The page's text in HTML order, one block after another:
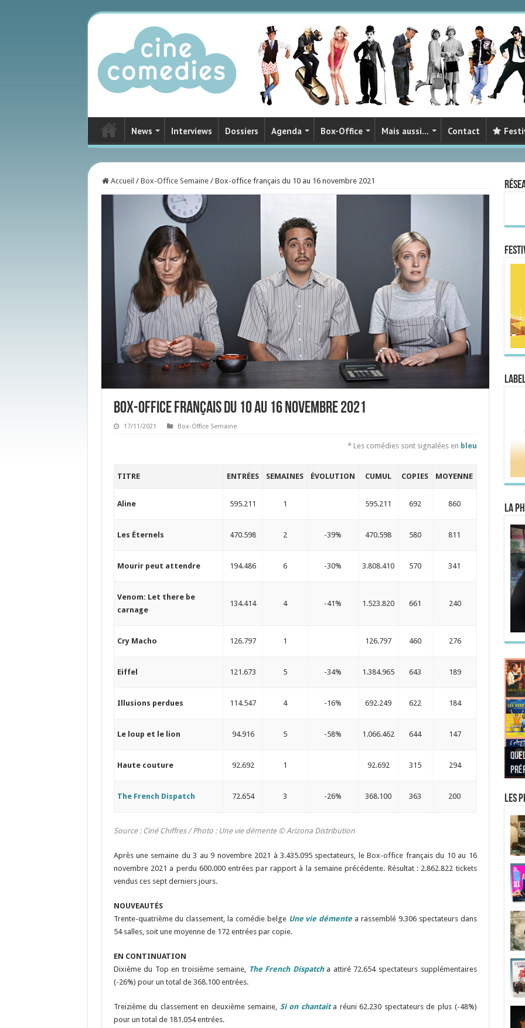
News Interviews Dossiers Agenda Box-Office Mais aussi… Contact
Accueil / Box-Office Semaine / Box-office français du 10 au 16 novembre 2021
Box-office français du 10 au 16 novembre 2021
17/11/2021 Box-Office Semaine
* Les comédies sont signalées en bleu
TITRE ENTRÉES SEMAINES ÉVOLUTION CUMUL COPIES MOYENNE
Aline 595.211 1 595.211 692 860
Les Éternels 470.598 2 -39% 470.598 580 811
Mourir peut attendre 194.486 6 -30% 3.808.410 570 341
Venom: Let there be
carnage
134.414 4 -41% 1.523.820 661 240
Cry Macho 126.797 1 126.797 460 276
Eiffel 121.673 5 -34% 1.384.965 643 189
Illusions perdues 114.547 4 -16% 692.249 622 184
Le loup et le lion 94.916 5 -58% 1.066.462 644 147
Haute couture 92.692 1 92.692 315 294
The French Dispatch 72.654 3 -26% 368.100 363 200
Source : Ciné Chiffres / Photo : Une vie démente© Arizona Distribution
Après une semaine du 3 au 9 novembre 2021 à 3.435.095 spectateurs, le Box-office français du 10 au 16
novembre 2021 a perdu 600.000 entrées par rapport à la semaine précédente. Résultat : 2.862.822 tickets
vendus ces sept derniers jours.
NOUVEAUTÉS
Trente-quatrième du classement, la comédie belge Une vie démente a rassemblé 9.306 spectateurs dans
54 salles, soit une moyenne de 172 entrées par copie.
EN CONTINUATION
Dixième du Top en troisième semaine,
The French Dispatcha attiré 72.654 spectateurs supplémentaires
(-26%) pour un total de 368.100 entrées.
Treizième du classement en deuxième semaine, Si on chantaita réuni 62.230 spectateurs de plus (-48%)
pour un total de 181.054 entrées.
La
Les